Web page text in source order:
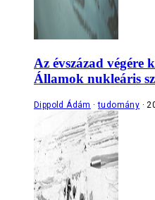
Az évszázad végére
Államok nukleáris
Dippold Ádám tudomány